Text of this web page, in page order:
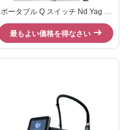
ポータブル Q スイッチ Nd Yag レ
ーザー パーマント除去
最もよい価格を得なさい